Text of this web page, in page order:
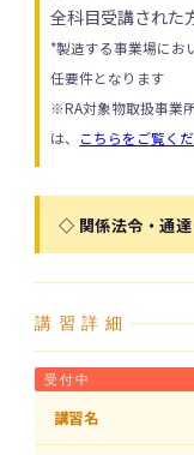
全科目受講された
*製造する事業場にお
任要件となります
※RA対象物取扱事業
は、 こちらをご覧くだ
◇ 関係法令・通
外部リンクが開き
令和4年9月7日
令和5年7月14日
条の5第3項第2
化学物質の管理
講習詳細
受付中
講習名